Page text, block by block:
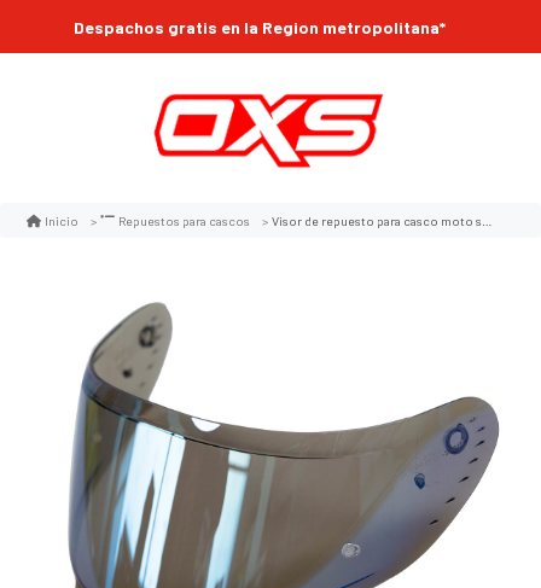
Despachos gratis en la Region metropolitana*
Inicio Repuestos para cascos Visor de repuesto para casco moto shaft 526sp light iridium azul